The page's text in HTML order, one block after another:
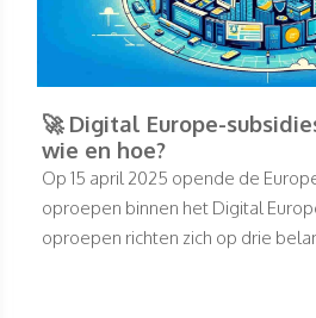
🚀 Digital Europe-
wie en hoe?
Op 15 april 2025 opende de
oproepen binnen het Digital
oproepen richten zich op drie